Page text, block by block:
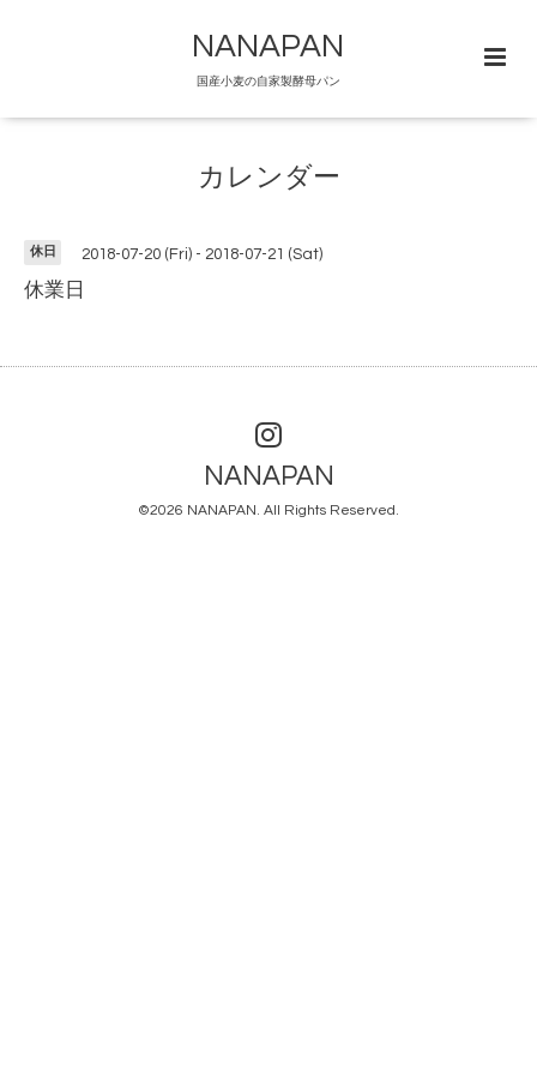
NANAPAN
国産小麦の自家製酵母パン
カレンダー
休日 2018-07-20 (Fri) - 2018-07-21 (Sat)
休業日
NANAPAN
©2026 NANAPAN. All Rights Reserved.